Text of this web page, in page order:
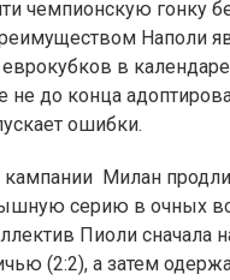
чемпионскую гонку
Наполи
еврокубков в
не до конца
ошибки.
Милан
серию в очных
Пиоли сначала
(2:2), а затем